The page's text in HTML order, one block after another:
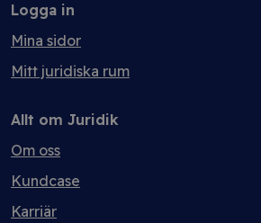
Logga in
Mina sidor
Mitt juridiska rum
Allt om Juridik
Om oss
Kundcase
Karriär